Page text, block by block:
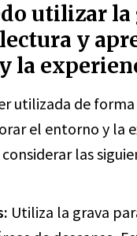
utilizar
y
la
utilizada de
el entorno y la
las
Utiliza la grava